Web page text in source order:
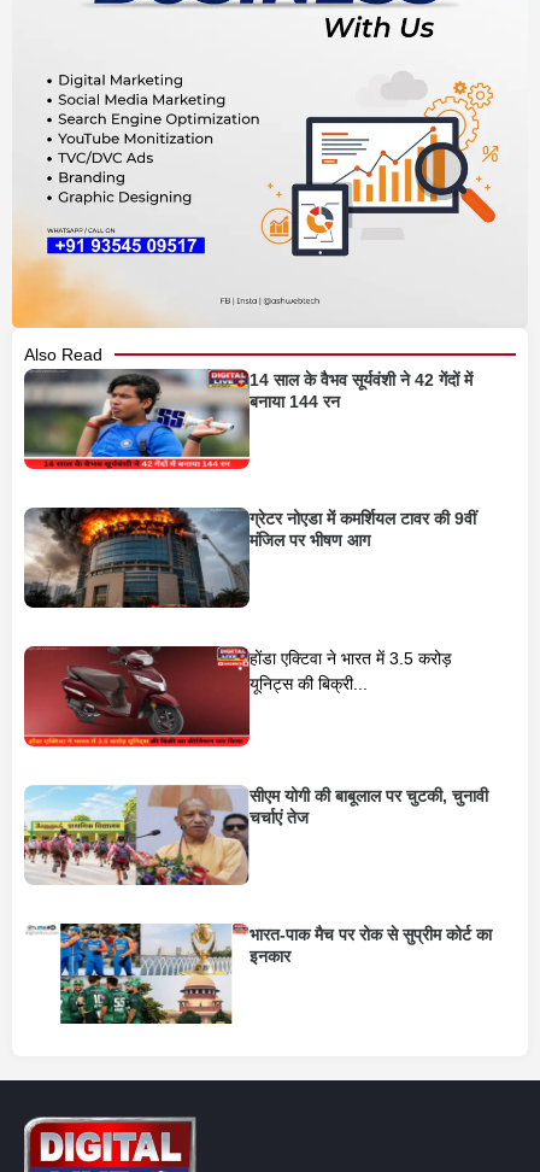
Also Read
14 साल के वैभव सूर्यवंशी ने 42 गेंदों में
बनाया 144 रन
ग्रेटर नोएडा में कमर्शियल टावर की 9वीं
मंजिल पर भीषण आग
होंडा एक्टिवा ने भारत में 3.5 करोड़
यूनिट्स की बिक्री...
सीएम योगी की बाबूलाल पर चुटकी, चुनावी
चर्चाएं तेज
भारत-पाक मैच पर रोक से सुप्रीम कोर्ट का
इनकार